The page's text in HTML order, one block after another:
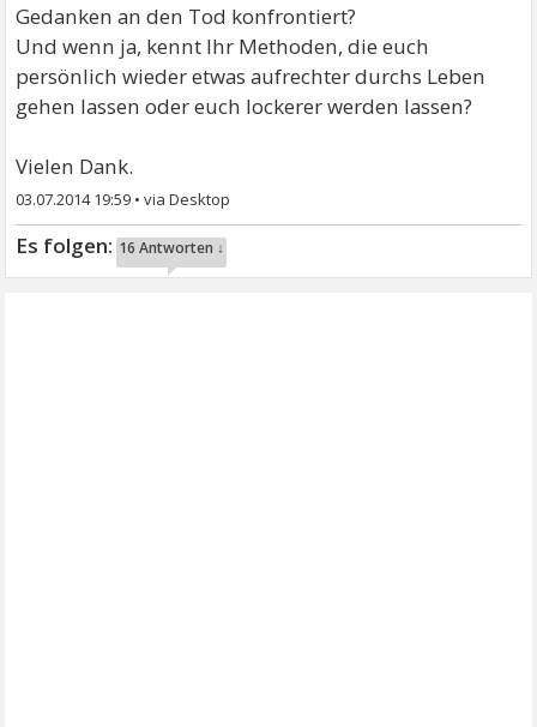
Gedanken an den Tod konfrontiert?
Und wenn ja, kennt Ihr Methoden, die euch
persönlich wieder etwas aufrechter durchs Leben
gehen lassen oder euch lockerer werden lassen?
Vielen Dank.
03.07.2014 19:59 •
16 Antworten ↓